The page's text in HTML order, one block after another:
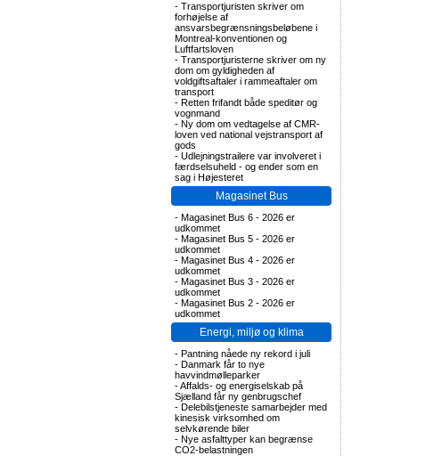
- Transportjuristen skriver om
forhøjelse af
ansvarsbegrænsningsbeløbene i
Montreal-konventionen og
Luftfartsloven
- Transportjuristerne skriver om ny
dom om gyldigheden af
voldgiftsaftaler i rammeaftaler om
transport
- Retten frifandt både speditør og
vognmand
- Ny dom om vedtagelse af CMR-
loven ved national vejstransport af
gods
- Udlejningstrailere var involveret i
færdselsuheld - og ender som en
sag i Højesteret
Magasinet Bus
- Magasinet Bus 6 - 2026 er
udkommet
- Magasinet Bus 5 - 2026 er
udkommet
- Magasinet Bus 4 - 2026 er
udkommet
- Magasinet Bus 3 - 2026 er
udkommet
- Magasinet Bus 2 - 2026 er
udkommet
Energi, miljø og klima
- Pantning nåede ny rekord i juli
- Danmark får to nye
havvindmølleparker
-Affalds- og energiselskab på
Sjælland får ny genbrugschef
- Delebilstjeneste samarbejder med
kinesisk virksomhed om
selvkørende biler
- Nye asfalttyper kan begrænse
CO2-belastningen